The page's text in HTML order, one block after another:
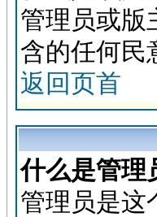
管理员或版
含的任何民
返回页首
什么是管理
管理员是这